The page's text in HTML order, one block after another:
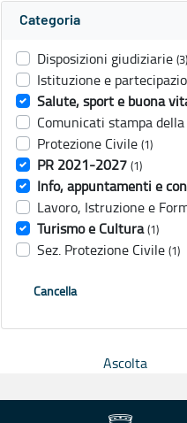
Categoria
Disposizioni giudiziarie (3)
Istituzione e
Salute, sport e buona
Comunicati stampa
Protezione Civile (1)
PR 2021-2027 (1)
Info, appuntamenti e
Lavoro, Istruzione e
Turismo e Cultura (1)
Sez. Protezione Civile (1)
Cancella
Ascolta